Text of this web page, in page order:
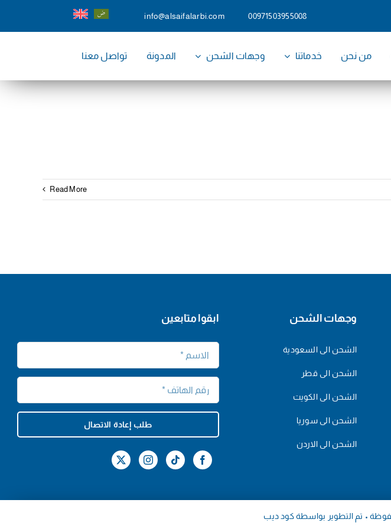
00971503955008
info@alsaifalarbi.com
من نحن خدماتنا وجهات الشحن المدونة تواصل معنا
Read More
وجهات الشحن
الشحن الى السعودية
الشحن الى قطر
الشحن الى الكويت
الشحن الى سوريا
الشحن الى الاردن
ابقوا متابعين
طلب إعادة الاتصال
كود ديب